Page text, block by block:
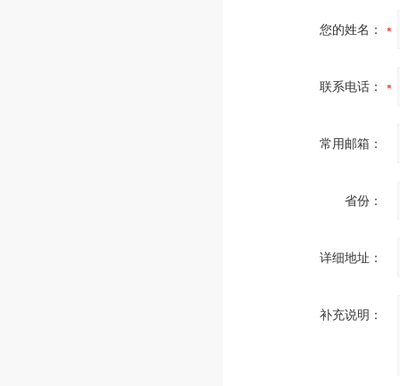
您的姓名：
联系电话：
常用邮箱：
省份：
详细地址：
补充说明：